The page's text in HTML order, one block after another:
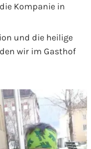
Kompanie in
und die heilige
wir im Gasthof